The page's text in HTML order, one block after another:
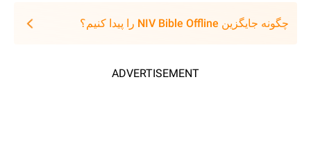
چگونه جایگزین NIV Bible Offline را پیدا کنیم؟
ADVERTISEMENT